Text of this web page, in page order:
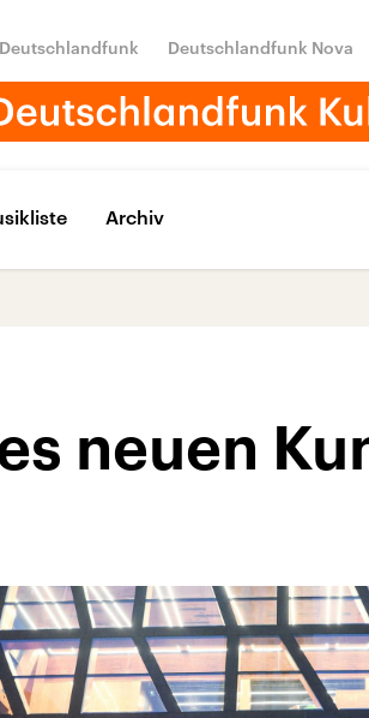
Deutschlandfunk Deutschlandfunk Nova
Archiv
neuen